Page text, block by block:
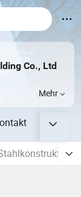
Co., Ltd
Mehr